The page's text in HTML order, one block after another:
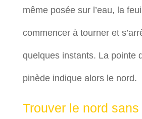
même posée sur l’eau, la
commencer à tourner et
quelques instants. La pointe
pinède indique alors le nord.
Trouver le nord